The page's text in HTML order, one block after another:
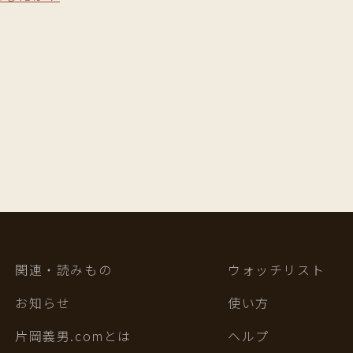
関連・読みもの
お知らせ
片岡義男.comとは
ウォッチリスト
使い方
ヘルプ